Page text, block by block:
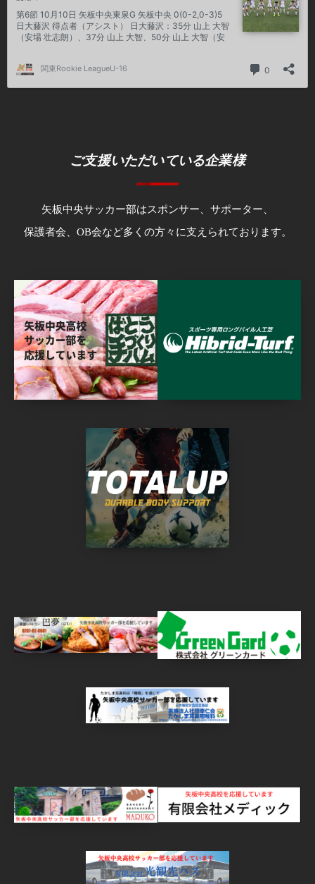
ご支援いただいている企業様
矢板中央サッカー部はスポンサー、サポーター、
保護者会、OB会など多くの方々に支えられております。